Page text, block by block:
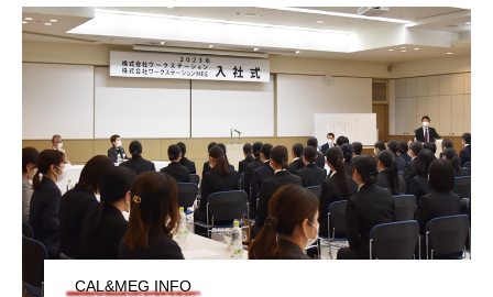
CAL(キャル)職場見学
会開催中！
CAL&ME
G
2024.08.25
MEG(メグ)オンライン
企業説明会開催！
G
CAL&MEG INFO